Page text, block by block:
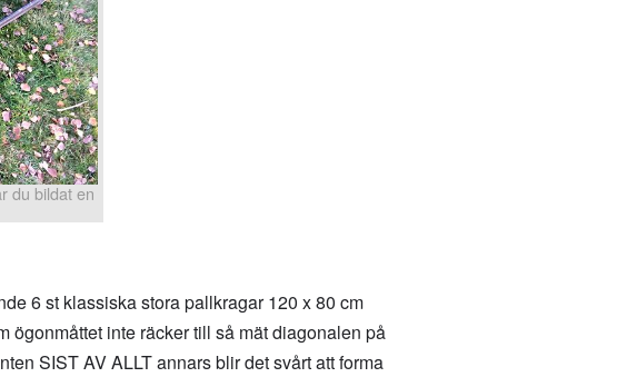
du bildat en
6 st klassiska stora pallkragar 120 x 80 cm
ögonmåttet inte räcker till så mät diagonalen på
SIST AV ALLT annars blir det svårt att forma